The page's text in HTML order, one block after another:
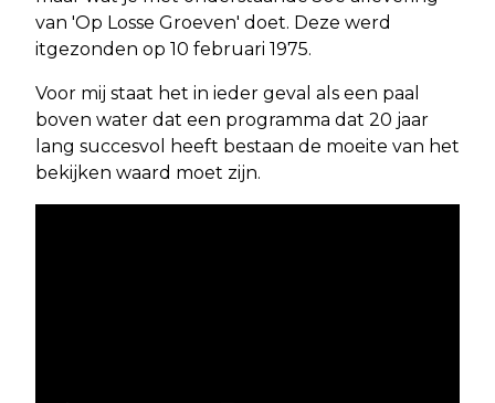
van 'Op Losse Groeven' doet. Deze werd
itgezonden op 10 februari 1975.
Voor mij staat het in ieder geval als een paal
boven water dat een programma dat 20 jaar
lang succesvol heeft bestaan de moeite van het
bekijken waard moet zijn.